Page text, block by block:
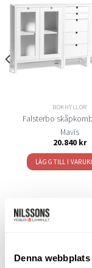
Denna
BOKHYLLOR
Falsterbo
Mavis
20.840 kr
LÄGG TILL I